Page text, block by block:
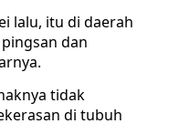
lalu, itu di daerah
dan
tidak
di tubuh